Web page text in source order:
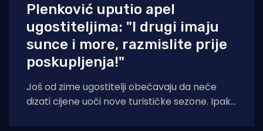
Plenković uputio apel
ugostiteljima: "I drugi imaju
sunce i more, razmislite prije
poskupljenja!"
Još od zime ugostitelji obećavaju da neće
dizati cijene uoči nove turističke sezone. Ipak,